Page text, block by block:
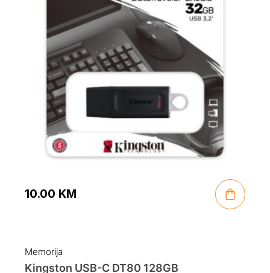
10.00 KM
Memorija
Kingston USB-C DT80 128GB